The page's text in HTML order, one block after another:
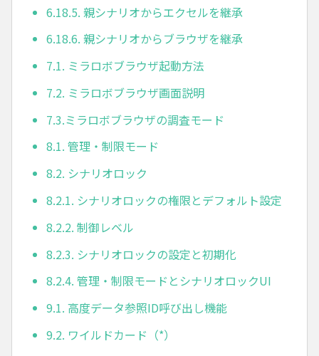
6.18.5. 親シナリオからエクセルを継承
6.18.6. 親シナリオからブラウザを継承
7.1. ミラロボブラウザ起動方法
7.2. ミラロボブラウザ画面説明
7.3.ミラロボブラウザの調査モード
8.1. 管理・制限モード
8.2. シナリオロック
8.2.1. シナリオロックの権限とデフォルト設定
8.2.2. 制御レベル
8.2.3. シナリオロックの設定と初期化
8.2.4. 管理・制限モードとシナリオロックUI
9.1. 高度データ参照ID呼び出し機能
9.2. ワイルドカード（*）